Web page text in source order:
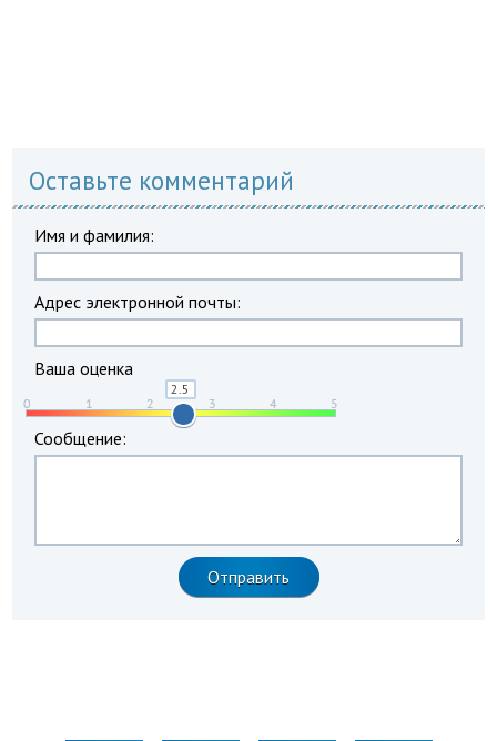
Оставьте комментарий
Имя и фамилия:
Адрес электронной почты:
Ваша оценка
Сообщение: